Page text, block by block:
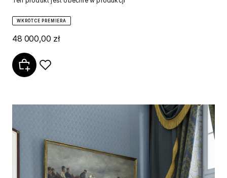
WKRÓTCE PREMIERA
48 000,00 zł